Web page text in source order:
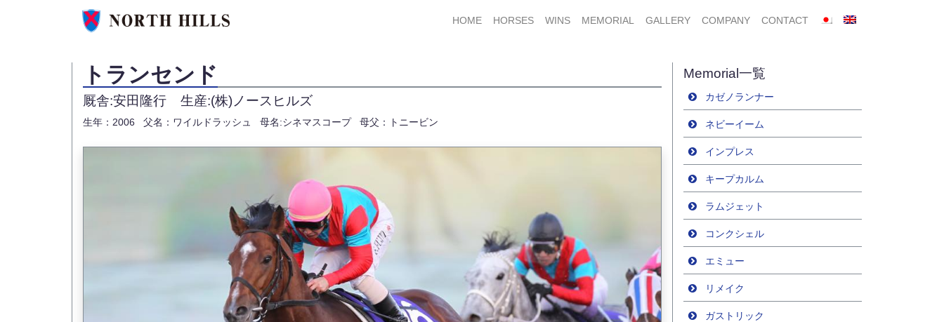
HOME
HORSES WINS MEMORIAL GALLERY COMPANY CONTACT
トランセンド
厩舎:安田隆行 生産:(株)ノースヒルズ
生年：2006 父名：ワイルドラッシュ 母名:シネマスコープ 母父：トニービン
Memorial一覧
カゼノランナー
ネビーイーム
インプレス
キープカルム
ラムジェット
コンクシェル
エミュー
リメイク
ガストリック